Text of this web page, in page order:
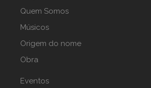
Quem Somos
Músicos
Origem do nome
Obra
Eventos